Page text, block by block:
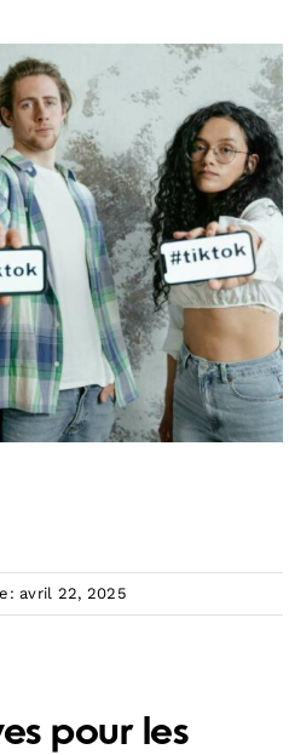
avril 22, 2025
pour les